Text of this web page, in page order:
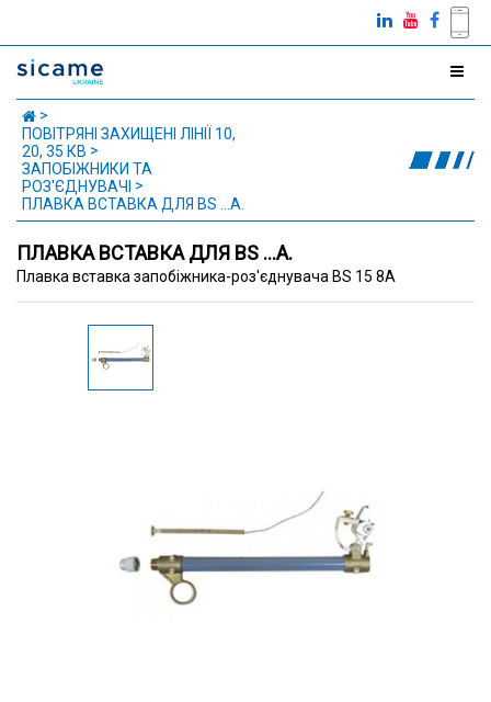
ПОВІТРЯНІ ЗАХИЩЕНІ ЛІНІЇ 10,
20, 35 КВ
ЗАПОБІЖНИКИ ТА
РОЗ'ЄДНУВАЧІ
ПЛАВКА ВСТАВКА ДЛЯ BS ...А.
ПЛАВКА ВСТАВКА ДЛЯ BS ...А.
Плавка вставка запобіжника-роз'єднувача BS 15 8A